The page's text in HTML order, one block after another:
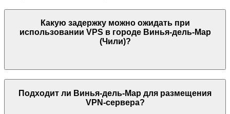
Какую задержку можно ожидать при
использовании VPS в городе Винья-дель-Мар
(Чили)?
Подходит ли Винья-дель-Мар для размещения
VPN-сервера?